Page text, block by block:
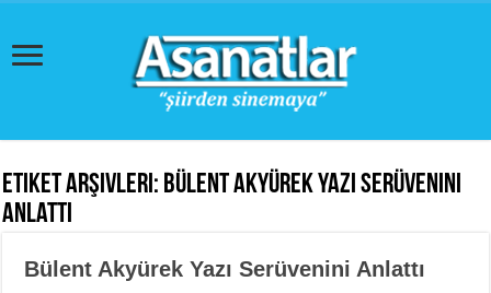
Etiket Arşivleri: Bülent Akyürek Yazı Serüvenini
Anlattı
Bülent Akyürek Yazı Serüvenini Anlattı